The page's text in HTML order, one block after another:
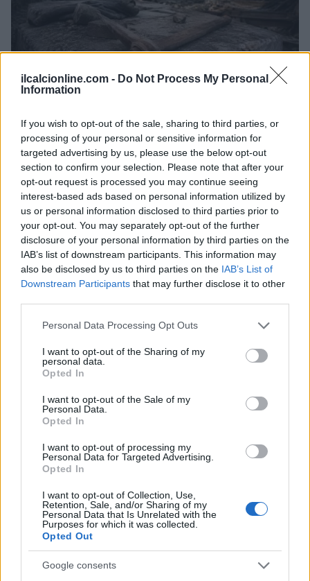
ilcalcionline.com - Do Not Process My Personal
Information
If you wish to opt-out of the sale, sharing to third parties, or
processing of your personal or sensitive information for
targeted advertising by us, please use the below opt-out
section to confirm your selection. Please note that after your
opt-out request is processed you may continue seeing
interest-based ads based on personal information utilized by
us or personal information disclosed to third parties prior to
your opt-out. You may separately opt-out of the further
disclosure of your personal information by third parties on the
IAB’s list of downstream participants. This information may
also be disclosed by us to third parties on the IAB’s List of
Downstream Participants that may further disclose it to other
Please note that this website/app uses one or more Google
not limited to your visit or usage behaviour. You may click to
grant or deny consent to Google and its third-party tags to
use your data for below specified purposes in below Google
consent section.
Personal Data Processing Opt Outs
I want to opt-out of the Sharing of my
personal data.
Opted In
I want to opt-out of the Sale of my
Personal Data.
Opted In
I want to opt-out of processing my
Personal Data for Targeted Advertising.
Opted In
I want to opt-out of Collection, Use,
Retention, Sale, and/or Sharing of my
Personal Data that Is Unrelated with the
Purposes for which it was collected.
Opted Out
Google consents
sull’immigrazione clandestina
Francesca Lombardi · 8 Ago 2026
CAMPIONATI E COMPETIZIONI
Novità e iscrizioni per il calcio giovanile UISP 2026-2027
Ilaria Mauri · 8 Ago 2026
CAMPIONATI E COMPETIZIONI